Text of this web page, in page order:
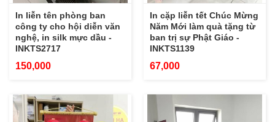
In liễn tên phòng ban
công ty cho hội diễn văn
nghệ, in silk mực dầu -
INKTS2717
150,000
In cặp liễn tết Chúc Mừng
Năm Mới làm quà tặng từ
ban trị sự Phật Giáo -
INKTS1139
67,000